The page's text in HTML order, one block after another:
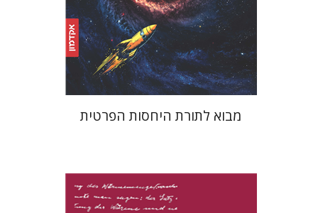
הנחת אתר ספר מודפס
$35
$32
מבוא לתורת היחסות הפרטית